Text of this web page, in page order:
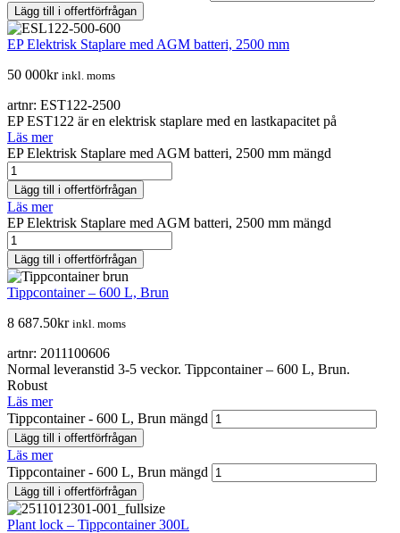
Lägg till i offertförfrågan
EP Elektrisk Staplare med AGM batteri, 2500 mm
50 000kr inkl. moms
artnr: EST122-2500
EP EST122 är en elektrisk staplare med en lastkapacitet på
Läs mer
EP Elektrisk Staplare med AGM batteri, 2500 mm mängd
Lägg till i offertförfrågan
Läs mer
EP Elektrisk Staplare med AGM batteri, 2500 mm mängd
Lägg till i offertförfrågan
Tippcontainer – 600 L, Brun
8 687.50kr inkl. moms
artnr: 2011100606
Normal leveranstid 3-5 veckor. Tippcontainer – 600 L, Brun.
Robust
Läs mer
Tippcontainer - 600 L, Brun mängd
Lägg till i offertförfrågan
Läs mer
Tippcontainer - 600 L, Brun mängd
Lägg till i offertförfrågan
Plant lock – Tippcontainer 300L